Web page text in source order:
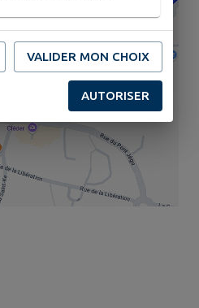
VALIDER MON CHOIX
AUTORISER